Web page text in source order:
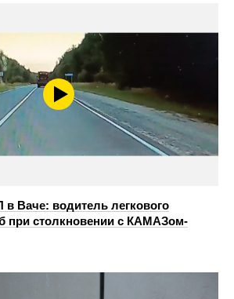
Ваче: водитель легкового
при столкновении с КАМАЗом-